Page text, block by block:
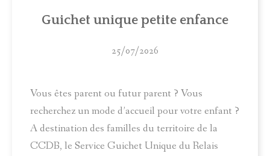
INFOS PRATIQUES
Guichet unique petite enfance
25/07/2026
Vous êtes parent ou futur parent ? Vous
recherchez un mode d’accueil pour votre enfant ?
A destination des familles du territoire de la
CCDB, le Service Guichet Unique du Relais